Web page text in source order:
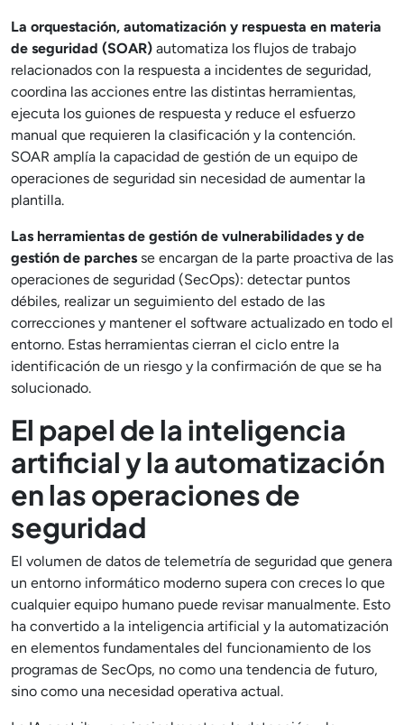
La orquestación, automatización y respuesta en materia
de seguridad (SOAR) automatiza los flujos de trabajo
relacionados con la respuesta a incidentes de seguridad,
coordina las acciones entre las distintas herramientas,
ejecuta los guiones de respuesta y reduce el esfuerzo
manual que requieren la clasificación y la contención.
SOAR amplía la capacidad de gestión de un equipo de
operaciones de seguridad sin necesidad de aumentar la
plantilla.
Las herramientas de gestión de vulnerabilidades y de
gestión de parches se encargan de la parte proactiva de las
operaciones de seguridad (SecOps): detectar puntos
débiles, realizar un seguimiento del estado de las
correcciones y mantener el software actualizado en todo el
entorno. Estas herramientas cierran el ciclo entre la
identificación de un riesgo y la confirmación de que se ha
solucionado.
El papel de la inteligencia
artificial y la automatización
en las operaciones de
seguridad
El volumen de datos de telemetría de seguridad que genera
un entorno informático moderno supera con creces lo que
cualquier equipo humano puede revisar manualmente. Esto
ha convertido a la inteligencia artificial y la automatización
en elementos fundamentales del funcionamiento de los
programas de SecOps, no como una tendencia de futuro,
sino como una necesidad operativa actual.